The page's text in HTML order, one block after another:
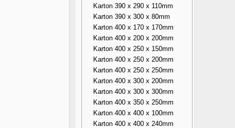
Karton 390 x 290 x 110mm
Karton 390 x 300 x 80mm
Karton 400 x 170 x 170mm
Karton 400 x 200 x 200mm
Karton 400 x 250 x 150mm
Karton 400 x 250 x 200mm
Karton 400 x 250 x 250mm
Karton 400 x 300 x 200mm
Karton 400 x 300 x 300mm
Karton 400 x 350 x 250mm
Karton 400 x 400 x 100mm
Karton 400 x 400 x 240mm